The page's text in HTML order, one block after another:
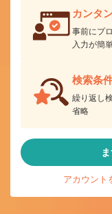
カンタ
事前にプ
入力が簡
検索条
繰り返し
省略
アカウント